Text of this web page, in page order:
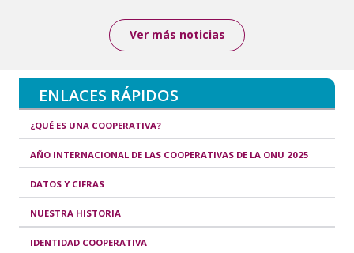
Ver más noticias
ENLACES RÁPIDOS
¿QUÉ ES UNA COOPERATIVA?
AÑO INTERNACIONAL DE LAS COOPERATIVAS DE LA ONU 2025
DATOS Y CIFRAS
NUESTRA HISTORIA
IDENTIDAD COOPERATIVA